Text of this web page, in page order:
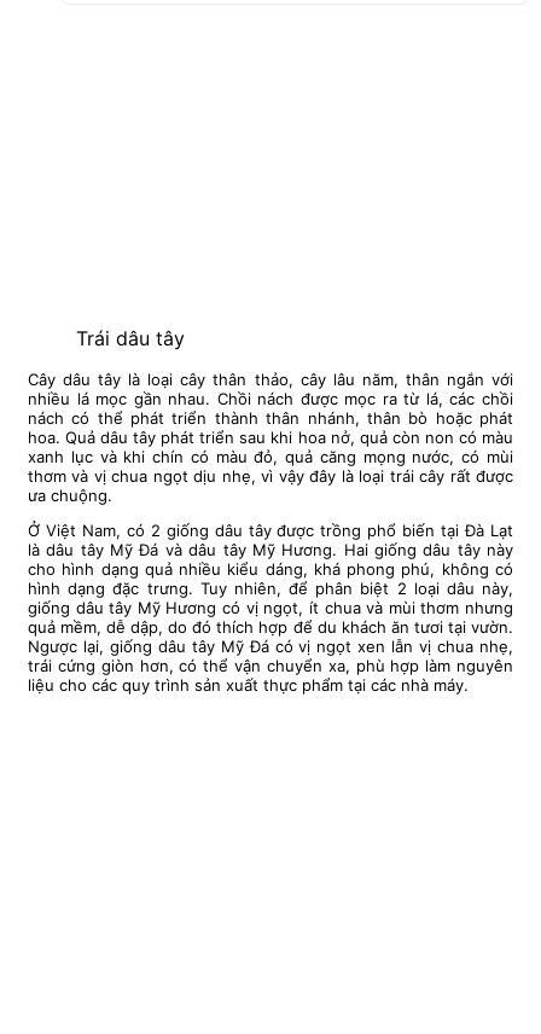
Trái dâu tây
Cây dâu tây là loại cây thân thảo, cây lâu năm, thân ngắn với
nhiều lá mọc gần nhau. Chồi nách được mọc ra từ lá, các chồi
nách có thể phát triển thành thân nhánh, thân bò hoặc phát
hoa. Quả dâu tây phát triển sau khi hoa nở, quả còn non có màu
xanh lục và khi chín có màu đỏ, quả căng mọng nước, có mùi
thơm và vị chua ngọt dịu nhẹ, vì vậy đây là loại trái cây rất được
ưa chuộng.
Ở Việt Nam, có 2 giống dâu tây được trồng phổ biến tại Đà Lạt
là dâu tây Mỹ Đá và dâu tây Mỹ Hương. Hai giống dâu tây này
cho hình dạng quả nhiều kiểu dáng, khá phong phú, không có
hình dạng đặc trưng. Tuy nhiên, để phân biệt 2 loại dâu này,
giống dâu tây Mỹ Hương có vị ngọt, ít chua và mùi thơm nhưng
quả mềm, dễ dập, do đó thích hợp để du khách ăn tươi tại vườn.
Ngược lại, giống dâu tây Mỹ Đá có vị ngọt xen lẫn vị chua nhẹ,
trái cứng giòn hơn, có thể vận chuyển xa, phù hợp làm nguyên
liệu cho các quy trình sản xuất thực phẩm tại các nhà máy.